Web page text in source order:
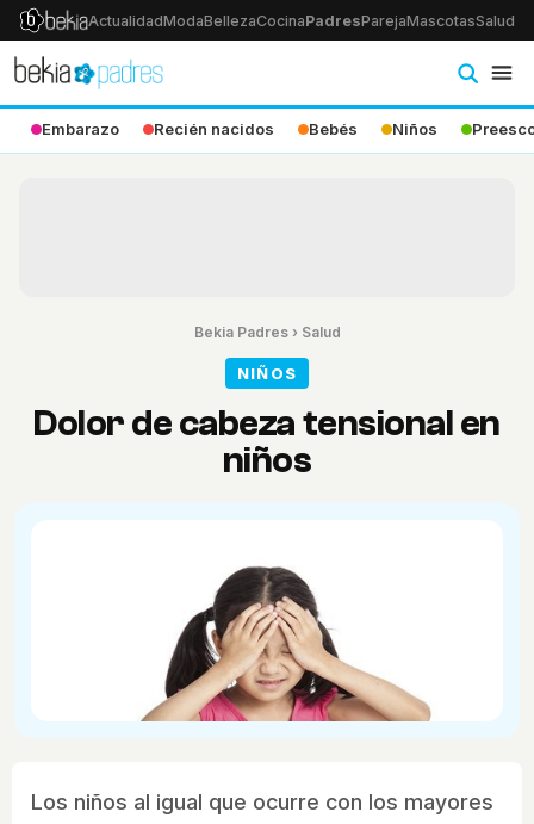
ActualidadModaBellezaCocinaPadresParejaMascotasSalud
Embarazo Recién nacidos Bebés Niños
Bekia Padres› Salud
NIÑOS
Dolor de cabeza tensional en
niños
Los niños al igual que ocurre con los mayores